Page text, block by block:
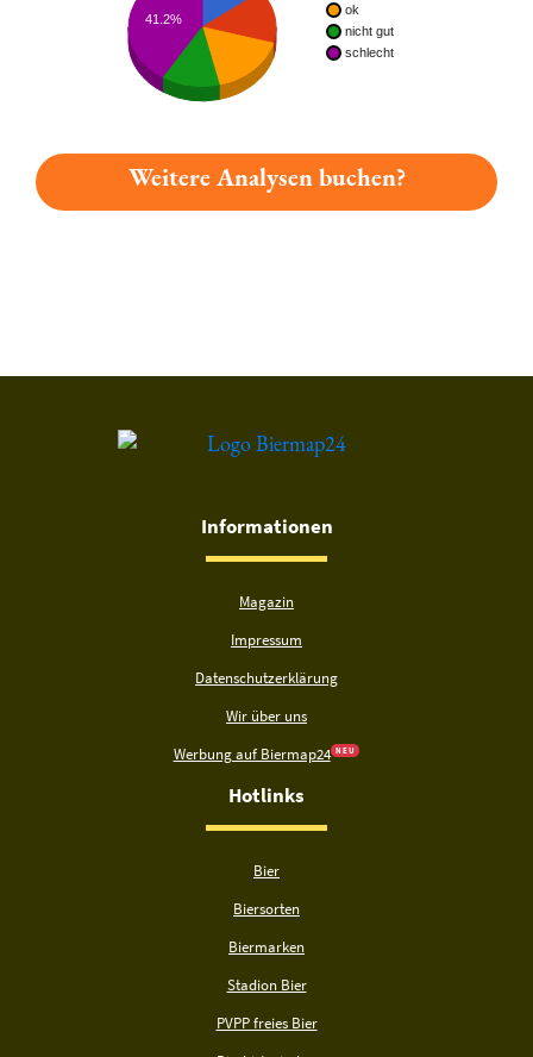
ok
nicht gut
schlecht
41.2%
Weitere Analysen buchen?
Informationen
Magazin
Impressum
Datenschutzerklärung
Wir über uns
Werbung auf Biermap24 N E U
Hotlinks
Bier
Biersorten
Biermarken
Stadion Bier
PVPP freies Bier